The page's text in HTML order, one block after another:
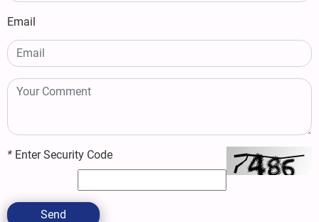
Email
* Enter Security Code
Send